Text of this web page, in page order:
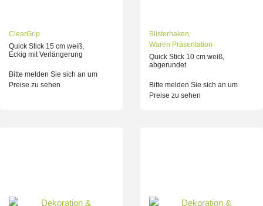
ClearGrip
Quick Stick 15 cm weiß,
Eckig mit Verlängerung
Bitte melden Sie sich an um
Preise zu sehen
Blisterhaken
Waren Präsentation
Quick Stick 10 cm weiß,
abgerundet
Bitte melden Sie sich an um
Preise zu sehen